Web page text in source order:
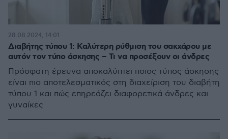
Διαβήτης τύπου 1: Καλύτερη ρύθμιση του σακχάρου με
αυτόν τον τύπο άσκησης – Τι να προσέξουν οι άνδρες
Πρόσφατη έρευνα αποκαλύπτει ποιος τύπος άσκησης
είναι πιο αποτελεσματικός στη διαχείριση του διαβήτη
τύπου 1 και πώς επηρεάζει διαφορετικά άνδρες και
γυναίκες
28.08.2024, 14:01